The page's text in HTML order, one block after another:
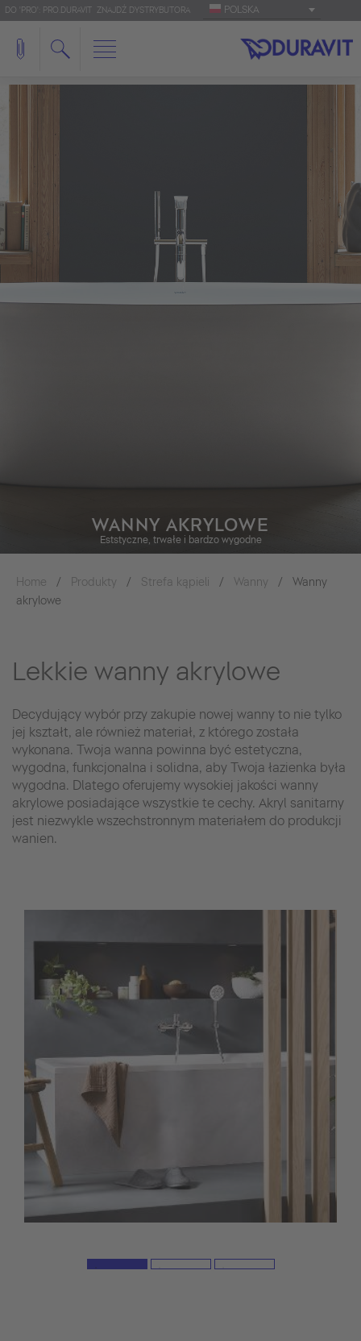
DO 'PRO': PRO.DURAVIT ZNAJDŹ DYSTRYBUTORA POLSKA
WANNY AKRYLOWE
Eststyczne, trwałe i bardzo wygodne
Home Produkty Strefa kąpieli Wanny
Wanny
akrylowe
Lekkie wanny akrylowe
Decydujący wybór przy zakupie nowej wanny to nie tylko
jej kształt, ale również materiał, z którego została
wykonana. Twoja wanna powinna być estetyczna,
wygodna, funkcjonalna i solidna, aby Twoja łazienka była
wygodna. Dlatego oferujemy wysokiej jakości wanny
akrylowe posiadające wszystkie te cechy. Akryl sanitarny
jest niezwykle wszechstronnym materiałem do produkcji
wanien.